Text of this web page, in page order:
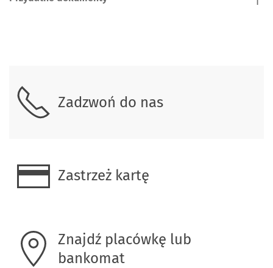
Zadzwoń do nas
Zastrzeż kartę
Znajdź placówkę lub
bankomat